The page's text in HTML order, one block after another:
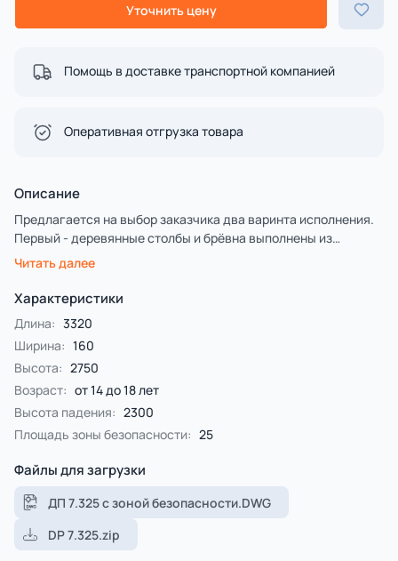
Уточнить цену
Помощь в доставке транспортной компанией
Оперативная отгрузка товара
Описание
Предлагается на выбор заказчика два варинта исполнения.
Первый - деревянные столбы и брёвна выполнены из
лиственницы, имеют естественную природную форму,
тщательно отшлифованы и обладают высочайшей
прочностью.
Второй — деревянные столбы и брёвна выполнены из
клееной сосновой древесины с последующим
оцилинриванием, имеет ровную цилиндрическую
поверхность.
Столбы и брёвна покрыты специальной пропиткой,
содержащую антисептики и обеспечивающую
ультрафиолетовую защиту от солнечного воздействия.
Все используемые материалы закупаются у лучших
европейских производителей, что гарантирует высокие
стандарты качества.
Читать далее
Характеристики
Длина: 3320
Ширина: 160
Высота: 2750
Возраст: от 14 до 18 лет
Высота падения: 2300
Площадь зоны безопасности: 25
Файлы для загрузки
ДП 7.325 с зоной безопасности.DWG
DP 7.325.zip